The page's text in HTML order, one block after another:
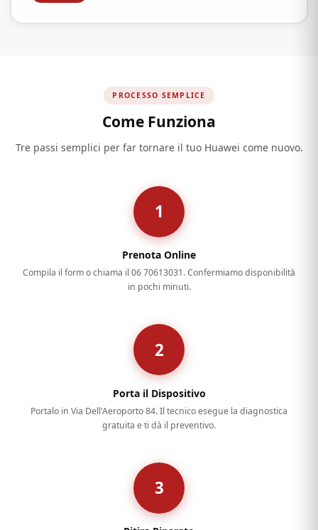
PROCESSO SEMPLICE
Come Funziona
Tre passi semplici per far tornare il tuo Huawei come nuovo.
1
Prenota Online
Compila il form o chiama il 06 70613031. Confermiamo disponibilità
in pochi minuti.
2
Porta il Dispositivo
Portalo in Via Dell'Aeroporto 84. Il tecnico esegue la diagnostica
gratuita e ti dà il preventivo.
3